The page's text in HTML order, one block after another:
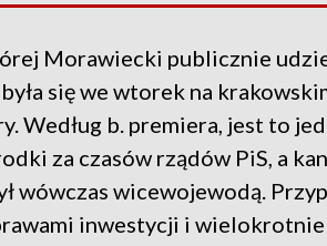
Morawiecki publicznie
się we wtorek na
Według b. premiera, jest to
za czasów rządów PiS, a
wówczas wicewojewodą.
inwestycji i wielokrotnie